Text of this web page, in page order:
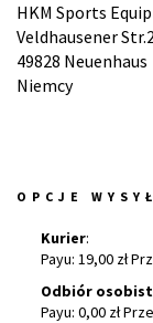
HKM Sports
Veldhausener
49828 Neuenhaus
Niemcy
OPCJE
Kurier:
Payu: 19,00 zł
Odbiór
Payu: 0,00 zł